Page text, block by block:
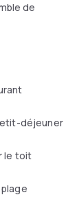
de
déjeuner
le toit